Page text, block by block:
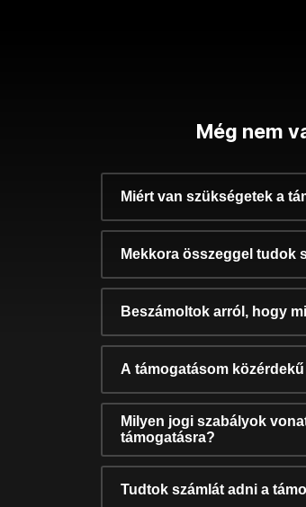
Még nem
Miért van szükségetek a
Mekkora összeggel tudok
Beszámoltok arról, hogy
A támogatásom
Milyen jogi szabályok
támogatásra?
Tudtok számlát adni a